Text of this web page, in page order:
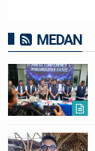
MEDAN